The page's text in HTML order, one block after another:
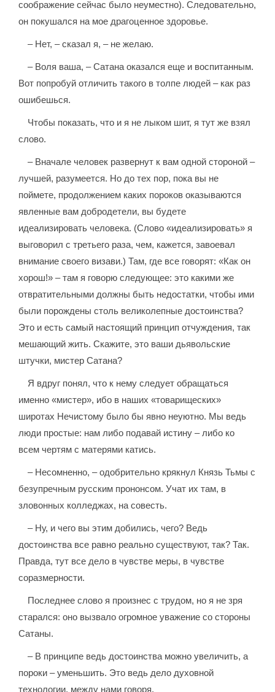
соображение сейчас было неуместно). Следовательно,
он покушался на мое драгоценное здоровье.
– Нет, – сказал я, – не желаю.
– Воля ваша, – Сатана оказался еще и воспитанным.
Вот попробуй отличить такого в толпе людей – как раз
ошибешься.
Чтобы показать, что и я не лыком шит, я тут же взял
слово.
– Вначале человек развернут к вам одной стороной –
лучшей, разумеется. Но до тех пор, пока вы не
поймете, продолжением каких пороков оказываются
явленные вам добродетели, вы будете
идеализировать человека. (Слово «идеализировать» я
выговорил с третьего раза, чем, кажется, завоевал
внимание своего визави.) Там, где все говорят: «Как он
хорош!» – там я говорю следующее: это какими же
отвратительными должны быть недостатки, чтобы ими
были порождены столь великолепные достоинства?
Это и есть самый настоящий принцип отчуждения, так
мешающий жить. Скажите, это ваши дьявольские
штучки, мистер Сатана?
Я вдруг понял, что к нему следует обращаться
именно «мистер», ибо в наших «товарищеских»
широтах Нечистому было бы явно неуютно. Мы ведь
люди простые: нам либо подавай истину – либо ко
всем чертям с матерями катись.
– Несомненно, – одобрительно крякнул Князь Тьмы с
безупречным русским прононсом. Учат их там, в
зловонных колледжах, на совесть.
– Ну, и чего вы этим добились, чего? Ведь
достоинства все равно реально существуют, так? Так.
Правда, тут все дело в чувстве меры, в чувстве
соразмерности.
Последнее слово я произнес с трудом, но я не зря
старался: оно вызвало огромное уважение со стороны
Сатаны.
– В принципе ведь достоинства можно увеличить, а
пороки – уменьшить. Это ведь дело духовной
технологии, между нами говоря.